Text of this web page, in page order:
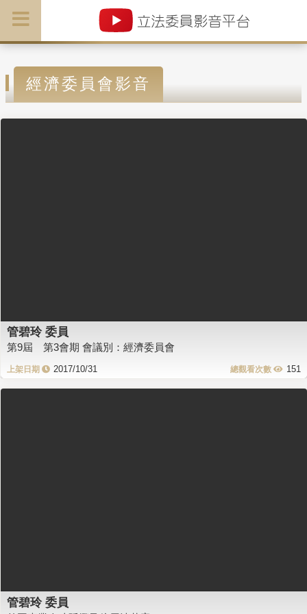
經濟委員會影音
管碧玲 委員
第9屆 第3會期 會議別：經濟委員會
2017/10/31 151
管碧玲 委員